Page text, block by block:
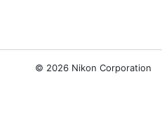
© 2026 Nikon Corporation